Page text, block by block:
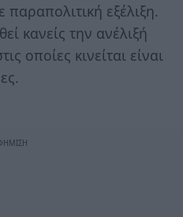
εξέλιξη.
κανείς την ανέλιξή
οποίες κινείται είναι